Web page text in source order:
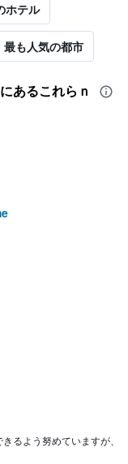
ホテル
最も人気の都市
あるこれらｎ
るよう努めていますが、